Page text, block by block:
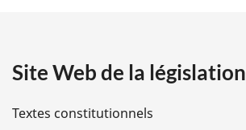
i
l
Site Web de la législation
Textes constitutionnels